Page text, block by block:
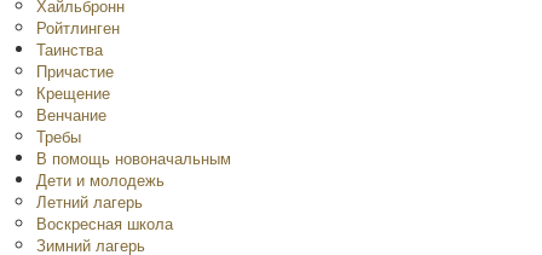
Хайльбронн
Ройтлинген
Таинства
Причастие
Крещение
Венчание
Требы
В помощь новоначальным
Дети и молодежь
Летний лагерь
Воскресная школа
Зимний лагерь